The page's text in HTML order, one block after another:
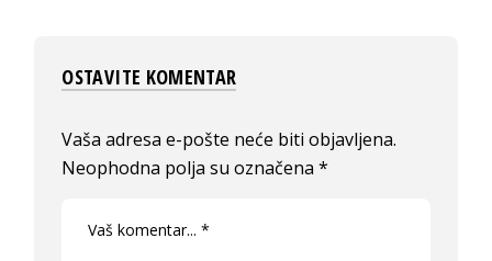
OSTAVITE KOMENTAR
Vaša adresa e-pošte neće biti objavljena.
Neophodna polja su označena*